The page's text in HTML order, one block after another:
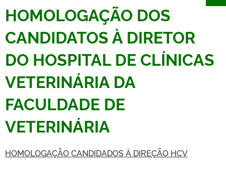
TELEFONES
HOMOLOGAÇÃO DOS
CANDIDATOS À DIRETOR
DO HOSPITAL DE CLÍNICAS
VETERINÁRIA DA
FACULDADE DE
VETERINÁRIA
HOMOLOGAÇÃO CANDIDADOS À DIREÇÃO HCV